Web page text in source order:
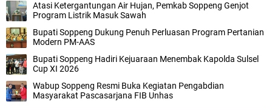
Atasi Ketergantungan Air Hujan, Pemkab Soppeng Genjot
Program Listrik Masuk Sawah
Bupati Soppeng Dukung Penuh Perluasan Program Pertanian
Modern PM-AAS
Bupati Soppeng Hadiri Kejuaraan Menembak Kapolda Sulsel
Cup XI 2026
Wabup Soppeng Resmi Buka Kegiatan Pengabdian
Masyarakat Pascasarjana FIB Unhas